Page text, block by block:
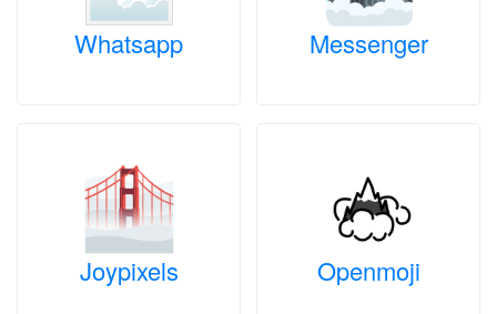
Whatsapp Messenger
Joypixels Openmoji